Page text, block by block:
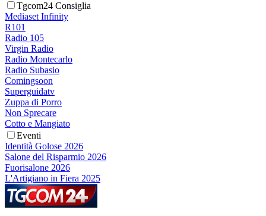
Tgcom24 Consiglia
Mediaset Infinity
R101
Radio 105
Virgin Radio
Radio Montecarlo
Radio Subasio
Comingsoon
Superguidatv
Zuppa di Porro
Non Sprecare
Cotto e Mangiato
Eventi
Identità Golose 2026
Salone del Risparmio 2026
Fuorisalone 2026
L'Artigiano in Fiera 2025